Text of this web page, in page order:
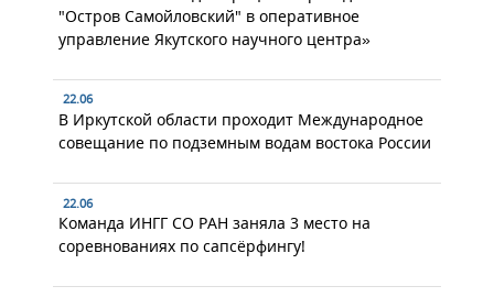
"Остров Самойловский" в оперативное
управление Якутского научного центра»
22.06
В Иркутской области проходит Международное
совещание по подземным водам востока России
22.06
Команда ИНГГ СО РАН заняла 3 место на
соревнованиях по сапсёрфингу!